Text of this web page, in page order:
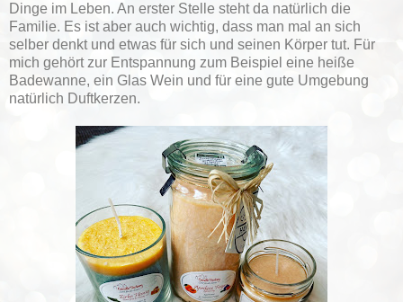
Dinge im Leben. An erster Stelle steht da natürlich die
Familie. Es ist aber auch wichtig, dass man mal an sich
selber denkt und etwas für sich und seinen Körper tut. Für
mich gehört zur Entspannung zum Beispiel eine heiße
Badewanne, ein Glas Wein und für eine gute Umgebung
natürlich Duftkerzen.